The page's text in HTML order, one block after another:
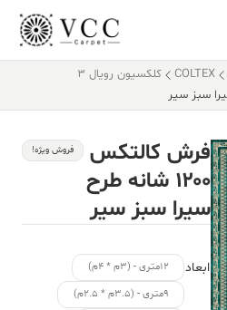
COLTEX
کلکسیون رویال 3
فرش کالتکس
۱۲۰۰ شانه طرح
سیرا سبز سیر
فروش ویژه!
ابعاد
۱۲متری - (۳م * ۴م)
۹متری - (۳.۵م * ۲.۵م)